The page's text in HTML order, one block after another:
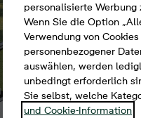
personalisierte
Wenn Sie die Option
Verwendung von
personenbezogener
auswählen, werden
unbedingt erforderlich
Sie selbst, welche
und Cookie-Information